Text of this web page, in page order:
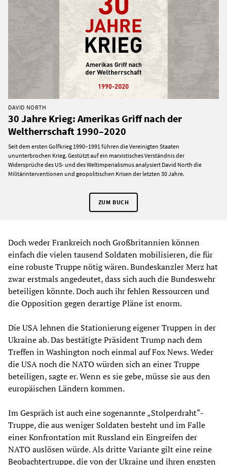
DAVID NORTH
30 Jahre Krieg: Amerikas Griff nach der
Weltherrschaft 1990–2020
Seit dem ersten Golfkrieg 1990–1991 führen die Vereinigten Staaten
ununterbrochen Krieg. Gestützt auf ein marxistisches Verständnis der
Widersprüche des US- und des Weltimperialismus analysiert David North die
Militärinterventionen und geopolitischen Krisen der letzten 30 Jahre.
ZUM BUCH
Doch weder Frankreich noch Großbritannien können
einfach die vielen tausend Soldaten mobilisieren, die für
eine robuste Truppe nötig wären. Bundeskanzler Merz hat
zwar erstmals angedeutet, dass sich auch die Bundeswehr
beteiligen könnte. Doch auch ihr fehlen Ressourcen und
die Opposition gegen derartige Pläne ist enorm.
Die USA lehnen die Stationierung eigener Truppen in der
Ukraine ab. Das bestätigte Präsident Trump nach dem
Treffen in Washington noch einmal auf Fox News. Weder
die USA noch die NATO würden sich an einer Truppe
beteiligen, sagte er. Wenn es sie gebe, müsse sie aus den
europäischen Ländern kommen.
Im Gespräch ist auch eine sogenannte „Stolperdraht“-
Truppe, die aus weniger Soldaten besteht und im Falle
einer Konfrontation mit Russland ein Eingreifen der
NATO auslösen würde. Als dritte Variante gilt eine reine
Beobachtertruppe, die von der Ukraine und ihren engsten